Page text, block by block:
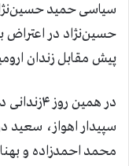
سیاسی حمید حسین‌نژاد
حسین‌نژاد در اعتراض
پیش مقابل زندان
در همین
سپیدار اهواز، سعید
محمد احمدزاده و